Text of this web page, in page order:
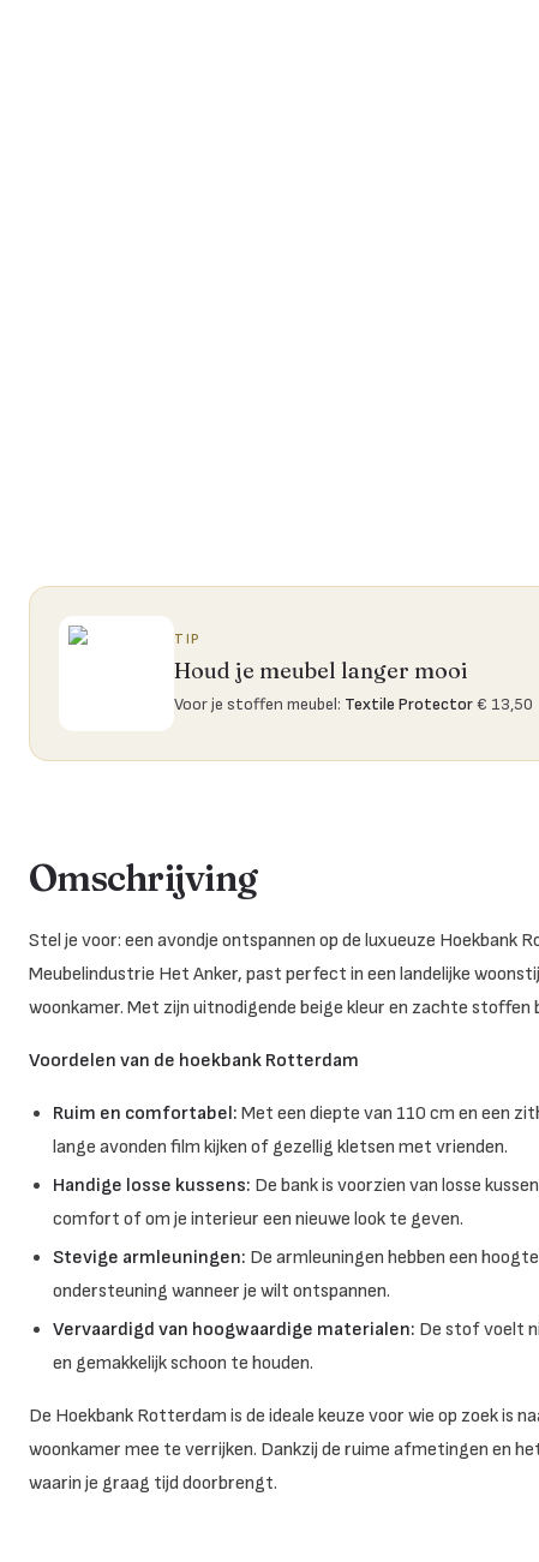
TIP
Houd je meubel langer mooi
Voor je stoffen meubel: Textile Protector€ 13,50
Omschrijving
Stel je voor: een avondje ontspannen op de luxueuze Hoekbank
Meubelindustrie Het Anker, past perfect in een landelijke
woonkamer. Met zijn uitnodigende beige kleur en zachte stoffen
Voordelen van de hoekbank Rotterdam
Ruim en comfortabel: Met een diepte van 110 cm en een
lange avonden film kijken of gezellig kletsen met vrienden.
Handige losse kussens: De bank is voorzien van losse
comfort of om je interieur een nieuwe look te geven.
Stevige armleuningen: De armleuningen hebben een
ondersteuning wanneer je wilt ontspannen.
Vervaardigd van hoogwaardige materialen: De stof voelt
en gemakkelijk schoon te houden.
De Hoekbank Rotterdam is de ideale keuze voor wie op zoek is
woonkamer mee te verrijken. Dankzij de ruime afmetingen en
waarin je graag tijd doorbrengt.